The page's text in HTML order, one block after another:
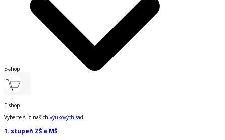
E-shop
E-shop
Vyberte si z našich výukových sad.
1. stupeň ZŠ a MŠ